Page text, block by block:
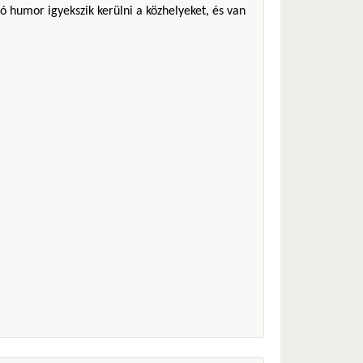
igyekszik kerülni a közhelyeket, és van